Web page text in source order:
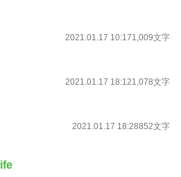
2021.01.17 10:171,009文字
2021.01.17 18:121,078文字
2021.01.17 18:28852文字